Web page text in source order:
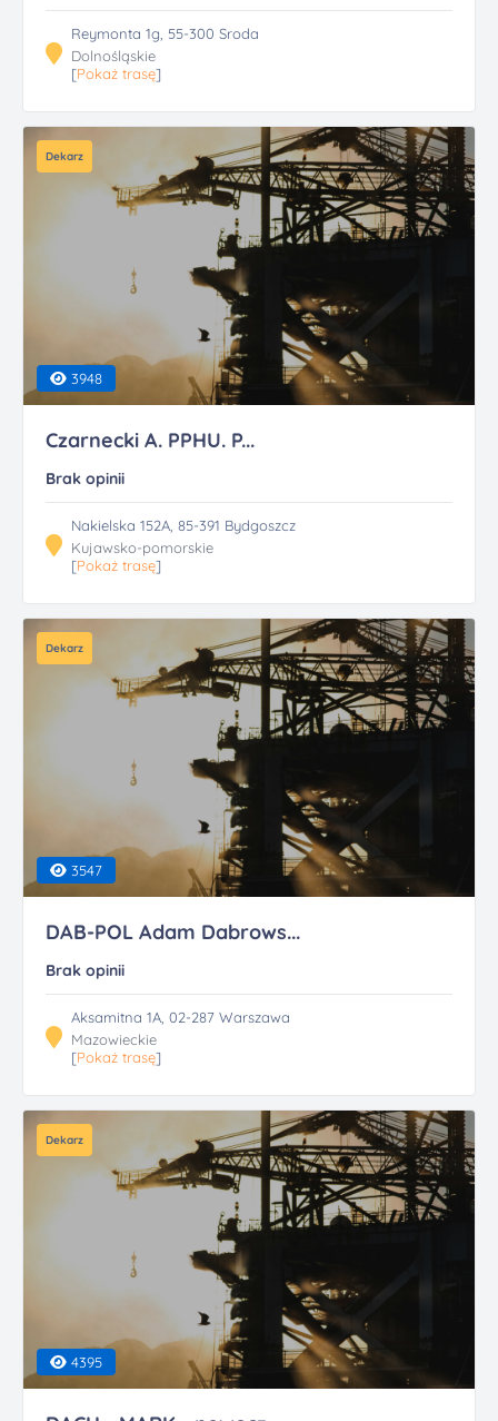
Reymonta 1g, 55-300 Sroda
Dolnośląskie
[Pokaż trasę]
Dekarz
3948
Czarnecki A. PPHU. P...
Brak opinii
Nakielska 152A, 85-391 Bydgoszcz
Kujawsko-pomorskie
[Pokaż trasę]
Dekarz
3547
DAB-POL Adam Dabrows...
Brak opinii
Aksamitna 1A, 02-287 Warszawa
Mazowieckie
[Pokaż trasę]
Dekarz
4395